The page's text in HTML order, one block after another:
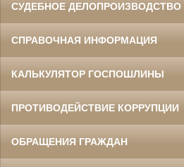
СУДЕБНОЕ ДЕЛОПРОИЗВОДСТВО
СПРАВОЧНАЯ ИНФОРМАЦИЯ
КАЛЬКУЛЯТОР ГОСПОШЛИНЫ
ПРОТИВОДЕЙСТВИЕ КОРРУПЦИИ
ОБРАЩЕНИЯ ГРАЖДАН